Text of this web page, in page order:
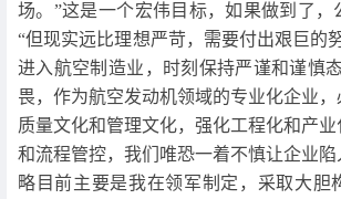
场。”这是一个宏伟目标，如果做到了，
“但现实远比理想严苛，需要付出艰巨的
进入航空制造业，时刻保持严谨和谨慎
畏，作为航空发动机领域的专业化企业
质量文化和管理文化，强化工程化和产
和流程管控，我们唯恐一着不慎让企业
略目前主要是我在领军制定，采取大胆